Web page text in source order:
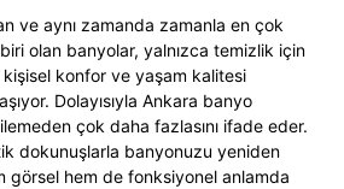
ve aynı zamanda zamanla en çok
olan banyolar, yalnızca temizlik için
konfor ve yaşam kalitesi
Dolayısıyla Ankara banyo
çok daha fazlasını ifade eder.
dokunuşlarla banyonuzu yeniden
görsel hem de fonksiyonel anlamda